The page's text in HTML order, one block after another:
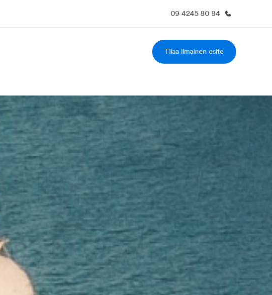
09 4245 80 84
Työpaikat EF:llä
Tilaa ilmainen esite